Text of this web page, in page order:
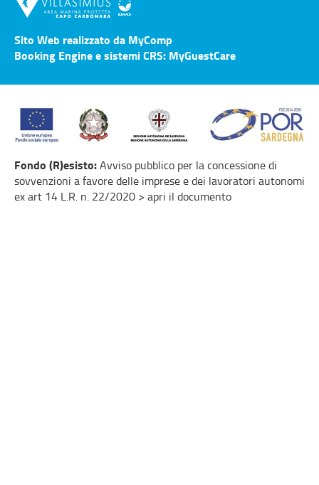
Sito Web realizzato da MyComp
Booking Engine e sistemi CRS: MyGuestCare
Fondo (R)esisto:Avviso pubblico per la concessione di
sovvenzioni a favore delle imprese e dei lavoratori autonomi
ex art 14 L.R. n. 22/2020 > apri il documento